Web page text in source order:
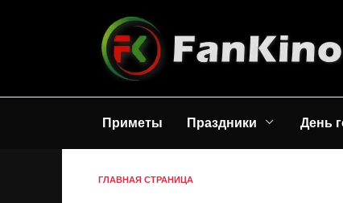
Приметы Праздники День
ГЛАВНАЯ СТРАНИЦА